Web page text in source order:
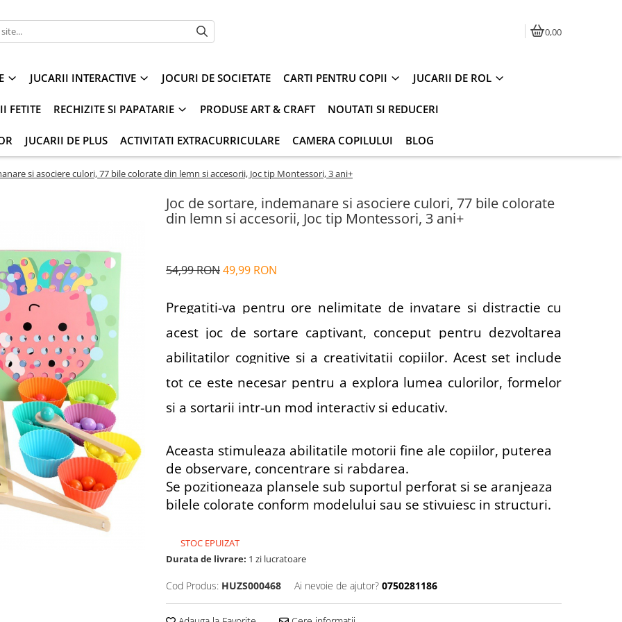
0,00
JUCARII INTERACTIVE JOCURI DE SOCIETATE CARTI PENTRU COPII JUCARII DE ROL
FETITE RECHIZITE SI PAPATARIE PRODUSE ART & CRAFT NOUTATI SI REDUCERI
JUCARII DE PLUS ACTIVITATI EXTRACURRICULARE CAMERA COPILULUI BLOG
si asociere culori, 77 bile colorate din lemn si accesorii, Joc tip Montessori, 3 ani+
Joc de sortare, indemanare si asociere culori, 77 bile colorate
din lemn si accesorii, Joc tip Montessori, 3 ani+
54,99 RON49,99 RON
Pregatiti-va pentru ore nelimitate de invatare si distractie cu
acest joc de sortare captivant, conceput pentru dezvoltarea
abilitatilor cognitive si a creativitatii copiilor. Acest set include
tot ce este necesar pentru a explora lumea culorilor, formelor
si a sortarii intr-un mod interactiv si educativ.
Aceasta stimuleaza abilitatile motorii fine ale copiilor, puterea
de observare, concentrare si rabdarea.
Se pozitioneaza plansele sub suportul perforat si se aranjeaza
bilele colorate conform modelului sau se stivuiesc in structuri.
STOC EPUIZAT
Durata de livrare: 1 zi lucratoare
Cod Produs: HUZS000468 Ai nevoie de ajutor? 0750281186